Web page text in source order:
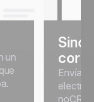
un
Envía,
noCRM.